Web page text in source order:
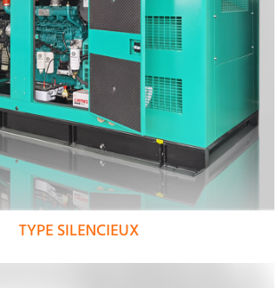
TYPE SILENCIEUX